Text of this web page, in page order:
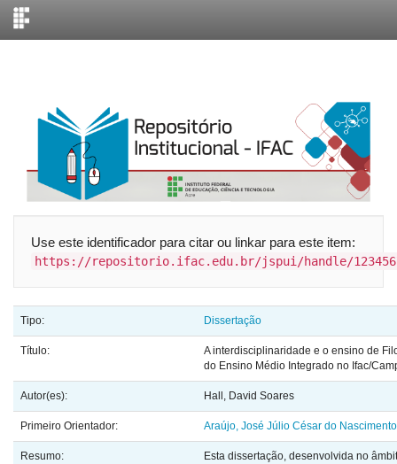
Use este identificador para citar ou linkar para este item:
https://repositorio.ifac.edu.br/jspui/handle/
Tipo: Dissertação
Título:
A interdisciplinaridade e o ensino de
do Ensino Médio Integrado no Ifac/
Autor(es): Hall, David Soares
Primeiro Orientador: Araújo, José Júlio César do Nascimento
Resumo:
Esta dissertação, desenvolvida no